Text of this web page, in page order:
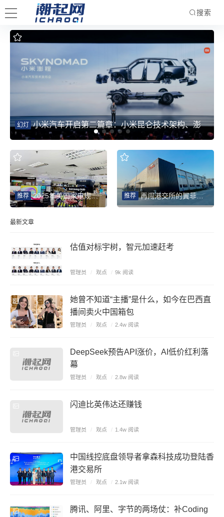
搜索
幻灯
小米汽车开启第二篇章：小米昆仑技术架构、澎
程系列新车重磅发布，完成双系列完整布局
推荐 2025年美国家电规模同比增4.9% 智能化为中国品牌打开新赛道 推荐 再闯港交所的翼菲智能：轻工业机器人热潮下的“放量考验”
最新文章
估值对标宇树，智元加速赶考
管理员 / 观点 / 9k 阅读
她曾不知道“主播”是什么，如今在巴西直
播间卖火中国箱包
管理员 / 观点 / 2.4w 阅读
DeepSeek预告API涨价，AI低价红利落
幕
管理员 / 观点 / 2.8w 阅读
闪迪比英伟达还赚钱
管理员 / 观点 / 1.4w 阅读
中国线控底盘领导者拿森科技成功登陆香
港交易所
管理员 / 观点 / 2.1w 阅读
腾讯、阿里、字节的两场仗：补Coding